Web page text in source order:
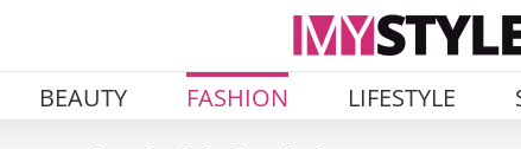
BEAUTY FASHION LIFESTYLE